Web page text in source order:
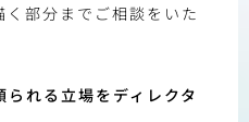
部分までご相談をいた
れる立場をディレクタ